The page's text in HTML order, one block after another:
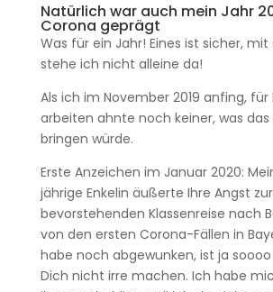
Natürlich war auch mein Jahr
Corona geprägt
Was für ein Jahr! Eines ist sicher,
stehe ich nicht alleine da!
Als ich im November 2019 anfing, für
arbeiten ahnte noch keiner, was das
bringen würde.
Erste Anzeichen im Januar 2020:
jährige Enkelin äußerte Ihre Angst zur
bevorstehenden Klassenreise nach
von den ersten Corona-Fällen in
habe noch abgewunken, ist ja
Dich nicht irre machen. Ich habe